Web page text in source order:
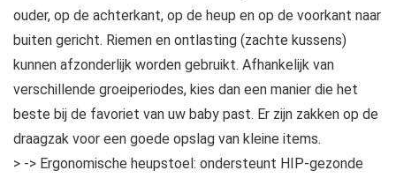
ouder, op de achterkant, op de heup en op de voorkant naar
buiten gericht. Riemen en ontlasting (zachte kussens)
kunnen afzonderlijk worden gebruikt. Afhankelijk van
verschillende groeiperiodes, kies dan een manier die het
beste bij de favoriet van uw baby past. Er zijn zakken op de
draagzak voor een goede opslag van kleine items.
> -> Ergonomische heupstoel: ondersteunt HIP-gezonde